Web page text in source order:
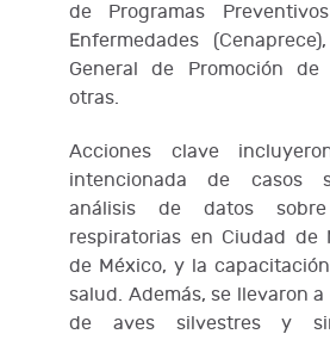
de Programas
Enfermedades
General de Promoción
otras.
Acciones clave
intencionada de casos
análisis de datos sobre
respiratorias en Ciudad de
de México, y la
salud. Además, se llevaron
de aves silvestres y